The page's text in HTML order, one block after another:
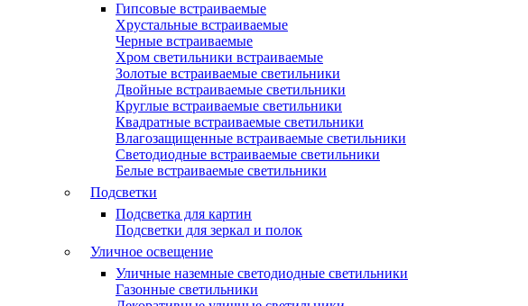
Гипсовые встраиваемые
Хрустальные встраиваемые
Черные встраиваемые
Хром светильники встраиваемые
Золотые встраиваемые светильники
Двойные встраиваемые светильники
Круглые встраиваемые светильники
Квадратные встраиваемые светильники
Влагозащищенные встраиваемые светильники
Светодиодные встраиваемые светильники
Белые встраиваемые светильники
Подсветки
Подсветка для картин
Подсветки для зеркал и полок
Уличное освещение
Уличные наземные светодиодные светильники
Газонные светильники